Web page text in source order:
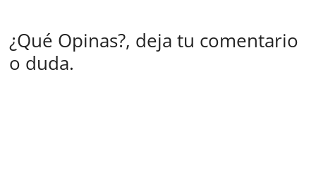
¿Qué Opinas?, deja tu comentario
o duda.